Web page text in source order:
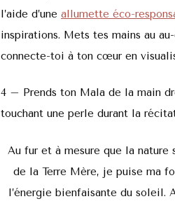
l’aide d’une allumette éco-
inspirations. Mets tes mains au
connecte-toi à ton cœur en
4 – Prends ton Mala de la main
touchant une perle durant la
Au fur et à mesure que la nature
de la Terre Mère, je puise ma
l’énergie bienfaisante du soleil.